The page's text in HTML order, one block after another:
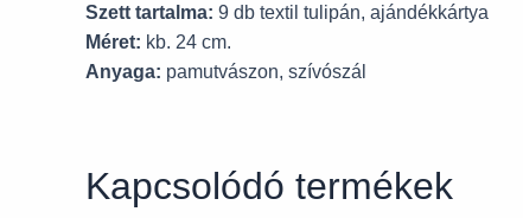
Szett tartalma: 9 db textil tulipán, ajándékkártya
Méret: kb. 24 cm.
Anyaga: pamutvászon, szívószál
Kapcsolódó termékek